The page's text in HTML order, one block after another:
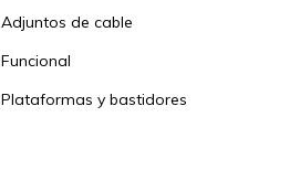
Adjuntos de cable
Funcional
Plataformas y bastidores